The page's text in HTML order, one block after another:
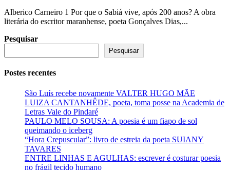
Alberico Carneiro 1 Por que o Sabiá vive, após 200 anos? A obra
literária do escritor maranhense, poeta Gonçalves Dias,...
Pesquisar
Pesquisar
Postes recentes
São Luís recebe novamente VALTER HUGO MÃE
LUIZA CANTANHÊDE, poeta, toma posse na Academia de
Letras Vale do Pindaré
PAULO MELO SOUSA: A poesia é um fiapo de sol
queimando o iceberg
“Hora Crepuscular”: livro de estreia da poeta SUIANY
TAVARES
ENTRE LINHAS E AGULHAS: escrever é costurar poesia
no frágil tecido humano